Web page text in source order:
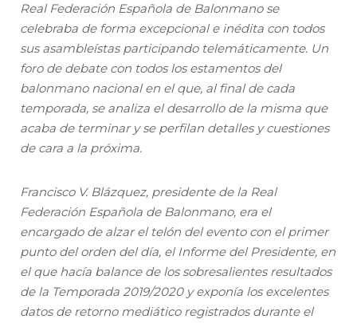
Real Federación Española de Balonmano se
celebraba de forma excepcional e inédita con todos
sus asambleístas participando telemáticamente. Un
foro de debate con todos los estamentos del
balonmano nacional en el que, al final de cada
temporada, se analiza el desarrollo de la misma que
acaba de terminar y se perfilan detalles y cuestiones
de cara a la próxima.
Francisco V. Blázquez, presidente de la Real
Federación Española de Balonmano, era el
encargado de alzar el telón del evento con el primer
punto del orden del día, el Informe del Presidente, en
el que hacía balance de los sobresalientes resultados
de la Temporada 2019/2020 y exponía los excelentes
datos de retorno mediático registrados durante el